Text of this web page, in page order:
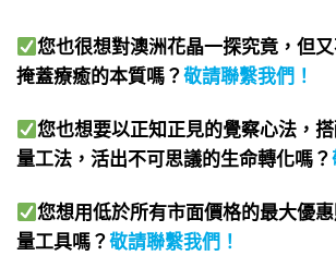
您也很想對澳洲花晶一探究竟，但
掩蓋療癒的本質嗎？敬請聯繫我們 ！
您也想要以正知正見的覺察心法，
量工法，活出不可思議的生命轉化嗎？
您想用低於所有市面價格的最大優
量工具嗎？敬請聯繫我們 ！